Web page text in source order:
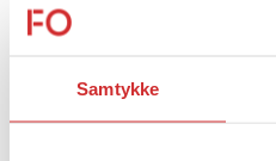
Samtykke
prioritere likelønn og
sitt innlegg at solidariske
tilliten til lønnsdannelsen i